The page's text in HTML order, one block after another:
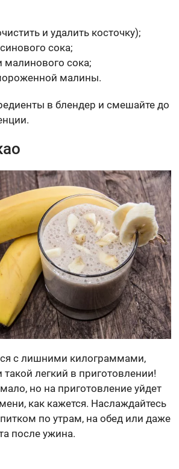
и удалить косточку);
сока;
сока;
малины.
в блендер и смешайте до
с лишними килограммами,
такой легкий в приготовлении!
но на приготовление уйдет
как кажется. Наслаждайтесь
по утрам, на обед или даже
после ужина.